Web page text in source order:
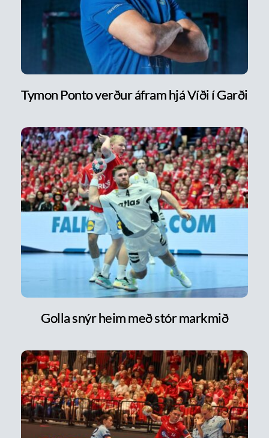
Tymon Ponto verður áfram hjá Víði í Garði
Golla snýr heim með stór markmið